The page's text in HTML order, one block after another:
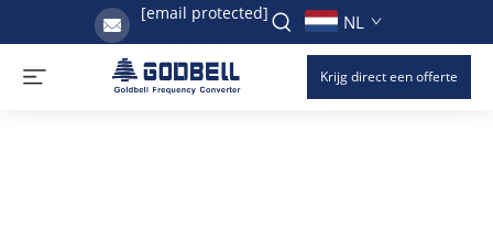
[email protected] NL
Krijg direct een offerte